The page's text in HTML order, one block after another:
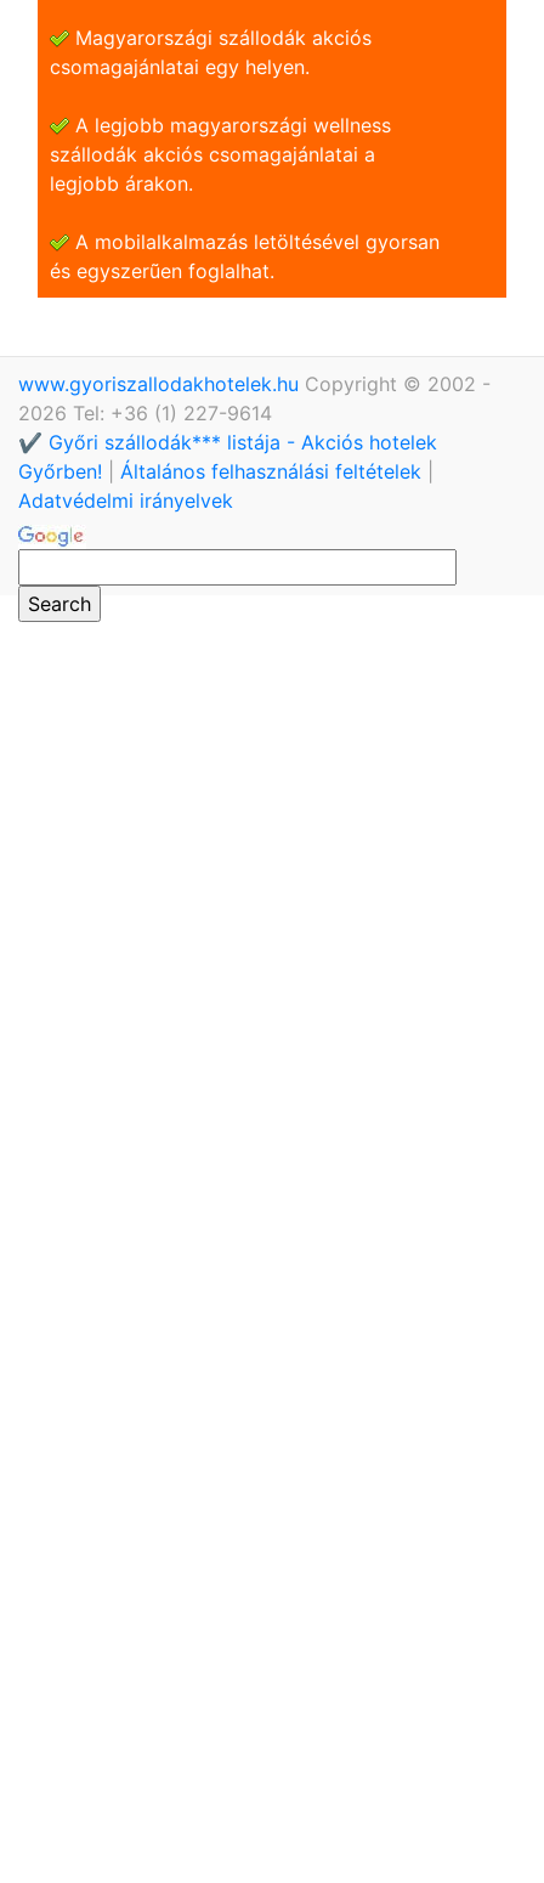
Magyarországi szállodák akciós
csomagajánlatai egy helyen.
A legjobb magyarországi wellness
szállodák akciós csomagajánlatai a
legjobb árakon.
A mobilalkalmazás letöltésével gyorsan
és egyszerũen foglalhat.
www.gyoriszallodakhotelek.hu Copyright © 2002 -
2026 Tel: +36 (1) 227-9614
✔️ Győri szállodák*** listája - Akciós hotelek
Győrben!
Általános felhasználási feltételek
Adatvédelmi irányelvek